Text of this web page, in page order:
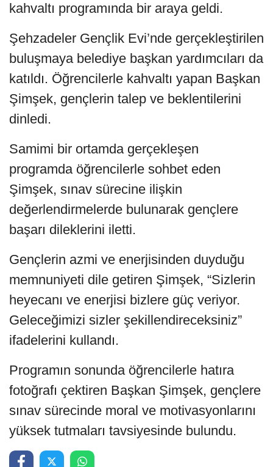
kahvaltı programında bir araya geldi.
Şehzadeler Gençlik Evi’nde gerçekleştirilen
buluşmaya belediye başkan yardımcıları da
katıldı. Öğrencilerle kahvaltı yapan Başkan
Şimşek, gençlerin talep ve beklentilerini
dinledi.
Samimi bir ortamda gerçekleşen
programda öğrencilerle sohbet eden
Şimşek, sınav sürecine ilişkin
değerlendirmelerde bulunarak gençlere
başarı dileklerini iletti.
Gençlerin azmi ve enerjisinden duyduğu
memnuniyeti dile getiren Şimşek, “Sizlerin
heyecanı ve enerjisi bizlere güç veriyor.
Geleceğimizi sizler şekillendireceksiniz”
ifadelerini kullandı.
Programın sonunda öğrencilerle hatıra
fotoğrafı çektiren Başkan Şimşek, gençlere
sınav sürecinde moral ve motivasyonlarını
yüksek tutmaları tavsiyesinde bulundu.